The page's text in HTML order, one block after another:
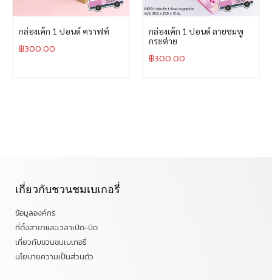
กล่องเค้ก 1 ปอนด์ คราฟท์
฿300.00
กล่องเค้ก 1 ปอนด์ ลายชมพู
กระต่าย
฿300.00
เกี่ยวกับชวนชมเบเกอรี่
ข้อมูลองค์กร
ที่ตั้งสาขาและเวลาเปิด-ปิด
เกี่ยวกับชวนชมเบเกอรี่
นโยบายความเป็นส่วนตัว